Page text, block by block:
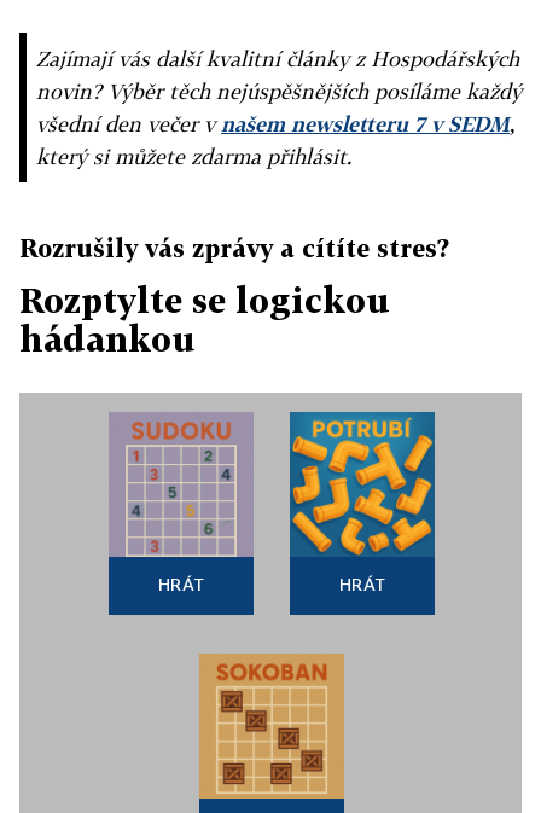
Zajímají vás další kvalitní články z Hospodářských
novin? Výběr těch nejúspěšnějších posíláme každý
všední den večer vnašem newsletteru 7 v SEDM,
který si můžete zdarma přihlásit.
Rozrušily vás zprávy a cítíte stres?
Rozptylte se logickou
hádankou
HRÁT HRÁT